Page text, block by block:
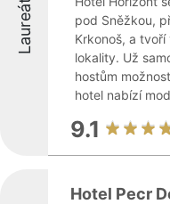
Laureáti
pod Sněžkou,
Krkonoš, a
lokality. Už
hostům
hotel nabízí
9.1
Hotel Pecr